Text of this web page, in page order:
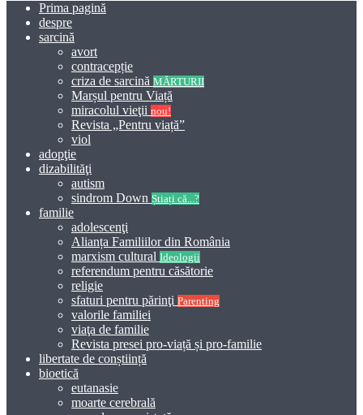
Prima pagină
despre
sarcină
avort
contracepție
criza de sarcină MĂRTURII
Marșul pentru Viață
miracolul vieţii nou!
Revista „Pentru viață”
viol
adopţie
dizabilităţi
autism
sindrom Down Știați că...?
familie
adolescenţi
Alianța Familiilor din România
marxism cultural Ideologii
referendum pentru căsătorie
religie
sfaturi pentru părinţi Parenting
valorile familiei
viaţa de familie
Revista presei pro-viață și pro-familie
libertate de conștiință
bioetică
eutanasie
moarte cerebrală